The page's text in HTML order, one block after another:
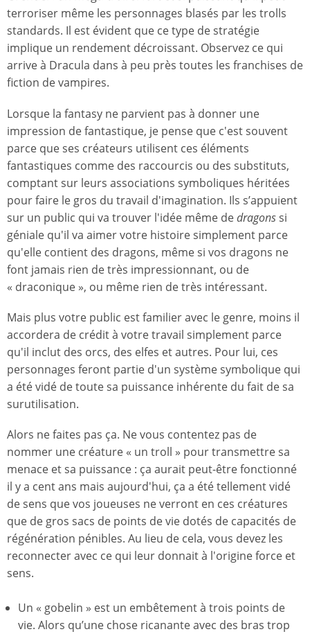
terroriser même les personnages blasés par les trolls
standards. Il est évident que ce type de stratégie
implique un rendement décroissant. Observez ce qui
arrive à Dracula dans à peu près toutes les franchises de
fiction de vampires.
Lorsque la fantasy ne parvient pas à donner une
impression de fantastique, je pense que c'est souvent
parce que ses créateurs utilisent ces éléments
fantastiques comme des raccourcis ou des substituts,
comptant sur leurs associations symboliques héritées
pour faire le gros du travail d'imagination. Ils s’appuient
sur un public qui va trouver l'idée même dedragonssi
géniale qu'il va aimer votre histoire simplement parce
qu'elle contient des dragons, même si vos dragons ne
font jamais rien de très impressionnant, ou de
« draconique », ou même rien de très intéressant.
Mais plus votre public est familier avec le genre, moins il
accordera de crédit à votre travail simplement parce
qu'il inclut des orcs, des elfes et autres. Pour lui, ces
personnages feront partie d'un système symbolique qui
a été vidé de toute sa puissance inhérente du fait de sa
surutilisation.
Alors ne faites pas ça. Ne vous contentez pas de
nommer une créature « un troll » pour transmettre sa
menace et sa puissance : ça aurait peut-être fonctionné
il y a cent ans mais aujourd'hui, ça a été tellement vidé
de sens que vos joueuses ne verront en ces créatures
que de gros sacs de points de vie dotés de capacités de
régénération pénibles. Au lieu de cela, vous devez les
reconnecter avec ce qui leur donnait à l'origine force et
sens.
Un « gobelin » est un embêtement à trois points de
vie. Alors qu’une chose ricanante avec des bras trop